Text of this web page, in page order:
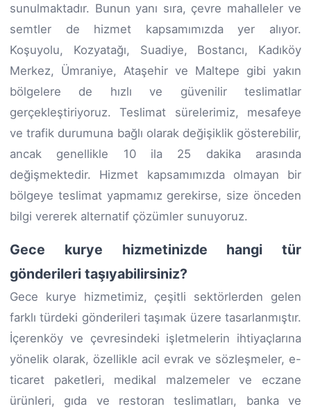
sunulmaktadır. Bunun yanı sıra, çevre mahalleler ve
semtler de hizmet kapsamımızda yer alıyor.
Koşuyolu, Kozyatağı, Suadiye, Bostancı, Kadıköy
Merkez, Ümraniye, Ataşehir ve Maltepe gibi yakın
bölgelere de hızlı ve güvenilir teslimatlar
gerçekleştiriyoruz. Teslimat sürelerimiz, mesafeye
ve trafik durumuna bağlı olarak değişiklik gösterebilir,
ancak genellikle 10 ila 25 dakika arasında
değişmektedir. Hizmet kapsamımızda olmayan bir
bölgeye teslimat yapmamız gerekirse, size önceden
bilgi vererek alternatif çözümler sunuyoruz.
Gece kurye hizmetinizde hangi tür
gönderileri taşıyabilirsiniz?
Gece kurye hizmetimiz, çeşitli sektörlerden gelen
farklı türdeki gönderileri taşımak üzere tasarlanmıştır.
İçerenköy ve çevresindeki işletmelerin ihtiyaçlarına
yönelik olarak, özellikle acil evrak ve sözleşmeler, e-
ticaret paketleri, medikal malzemeler ve eczane
ürünleri, gıda ve restoran teslimatları, banka ve